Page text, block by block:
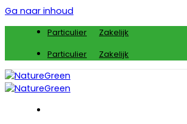
Ga naar inhoud
Particulier
Zakelijk
Particulier
Zakelijk